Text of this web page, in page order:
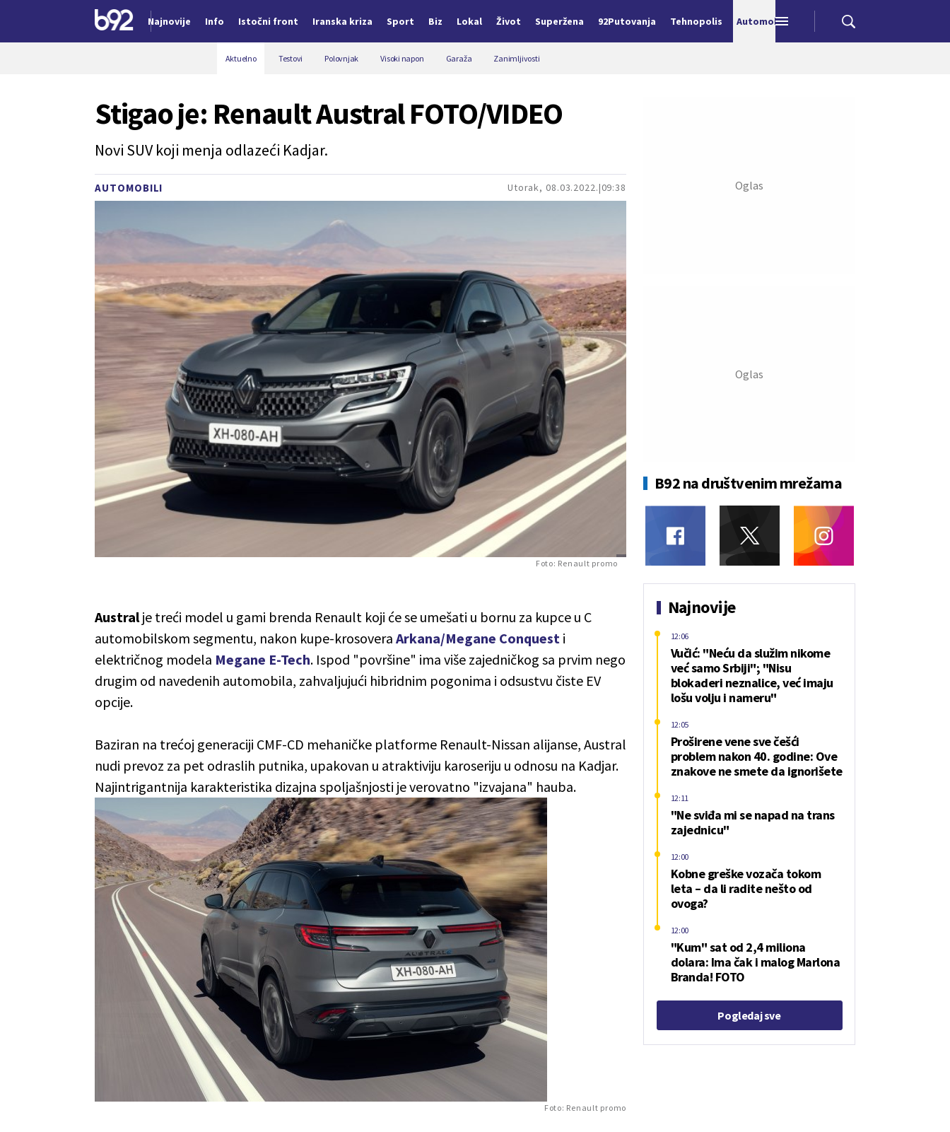
Najnovije Info Istočni front Iranska kriza Sport Biz Lokal Život Superžena 92Putovanja Tehnopolis Automobili
Aktuelno Testovi Polovnjak Visoki napon Garaža Zanimljivosti
AUTOMOBILI Utorak, 08.03.2022. 09:38
Stigao je: Renault Austral FOTO/VIDEO
Novi SUV koji menja odlazeći Kadjar.
Foto: Renault promo
Austral je treći model u gami brenda Renault koji će se umešati u bornu za kupce u C
automobilskom segmentu, nakon kupe-krosovera Arkana/Megane Conquest i
električnog modela Megane E-Tech. Ispod "površine" ima više zajedničkog sa prvim nego
drugim od navedenih automobila, zahvaljujući hibridnim pogonima i odsustvu čiste EV
opcije.
Baziran na trećoj generaciji CMF-CD mehaničke platforme Renault-Nissan alijanse, Austral
nudi prevoz za pet odraslih putnika, upakovan u atraktiviju karoseriju u odnosu na Kadjar.
Najintrigantnija karakteristika dizajna spoljašnjosti je verovatno "izvajana" hauba.
Foto: Renault promo
B92 na društvenim mrežama
Najnovije
Vučić: "Neću da služim nikome
već samo Srbiji"; "Nisu
blokaderi neznalice, već imaju
lošu volju i nameru"
12:06
Proširene vene sve češći
problem nakon 40. godine: Ove
znakove ne smete da ignorišete
12:05
"Ne sviđa mi se napad na trans
zajednicu"
12:11
Kobne greške vozača tokom
leta – da li radite nešto od
ovoga?
12:00
"Kum" sat od 2,4 miliona
dolara: Ima čak i malog Marlona
Branda! FOTO
12:00
Pogledaj sve